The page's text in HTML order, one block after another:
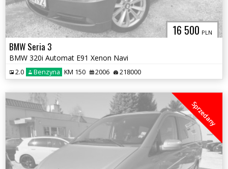
16 500 PLN
BMW Seria 3
BMW 320i Automat E91 Xenon Navi
2.0 Benzyna KM 150 2006 218000
Sprzedany